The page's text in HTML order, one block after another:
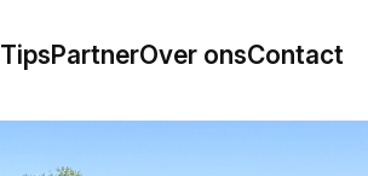
TipsPartnerOver onsContact